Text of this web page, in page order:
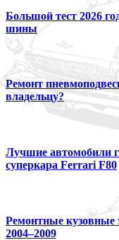
Большой тест 2026
шины
Ремонт
владельцу?
Лучшие автомобили
суперкара Ferrari F80
Ремонтные кузовные
2004–2009